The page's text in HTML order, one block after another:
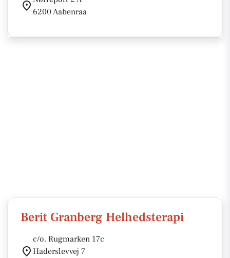
6200 Aabenraa
Berit Granberg Helhedsterapi
c/o. Rugmarken 17c
Haderslevvej 7